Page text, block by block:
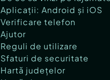
Aplicații: Android și iOS
Verificare telefon
Ajutor
Reguli de utilizare
Sfaturi de securitate
Hartă județelor